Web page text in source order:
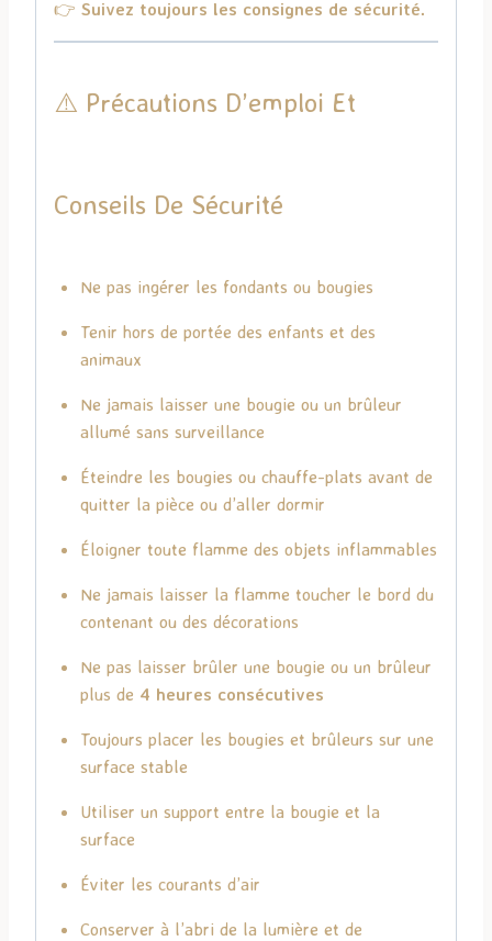
👉 Suivez toujours les consignes de sécurité.
⚠️ Précautions D’emploi Et
Conseils De Sécurité
Ne pas ingérer les fondants ou bougies
Tenir hors de portée des enfants et des
animaux
Ne jamais laisser une bougie ou un brûleur
allumé sans surveillance
Éteindre les bougies ou chauffe-plats avant de
quitter la pièce ou d’aller dormir
Éloigner toute flamme des objets inflammables
Ne jamais laisser la flamme toucher le bord du
contenant ou des décorations
Ne pas laisser brûler une bougie ou un brûleur
plus de 4 heures consécutives
Toujours placer les bougies et brûleurs sur une
surface stable
Utiliser un support entre la bougie et la
surface
Éviter les courants d’air
Conserver à l’abri de la lumière et de